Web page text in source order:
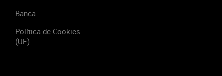
Banca
Política de Cookies
(UE)